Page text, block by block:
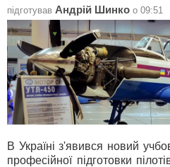
підготував Андрій Шинко о 09:51
В Україні з'явився новий
професійної підготовки